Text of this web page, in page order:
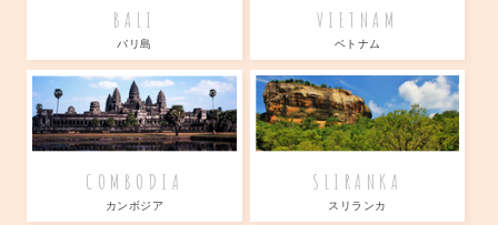
BALI
バリ島
VIETNAM
ベトナム
COMBODIA
カンボジア
SLIRANKA
スリランカ